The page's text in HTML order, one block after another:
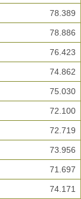
78.389
78.886
76.423
74.862
75.030
72.100
72.719
73.956
71.697
74.171